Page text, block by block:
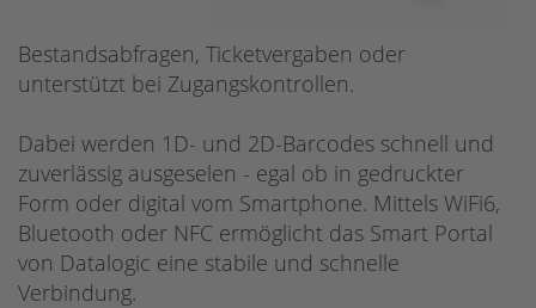
Bestandsabfragen, Ticketvergaben oder
unterstützt bei Zugangskontrollen.
Dabei werden 1D- und 2D-Barcodes schnell und
zuverlässig ausgeselen - egal ob in gedruckter
Form oder digital vom Smartphone. Mittels WiFi6,
Bluetooth oder NFC ermöglicht das Smart Portal
von Datalogic eine stabile und schnelle
Verbindung.